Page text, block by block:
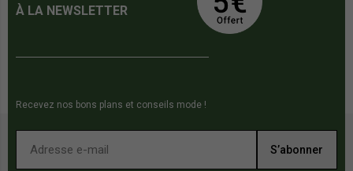
À LA NEWSLETTER
Recevez nos bons plans et conseils mode !
S’abonner